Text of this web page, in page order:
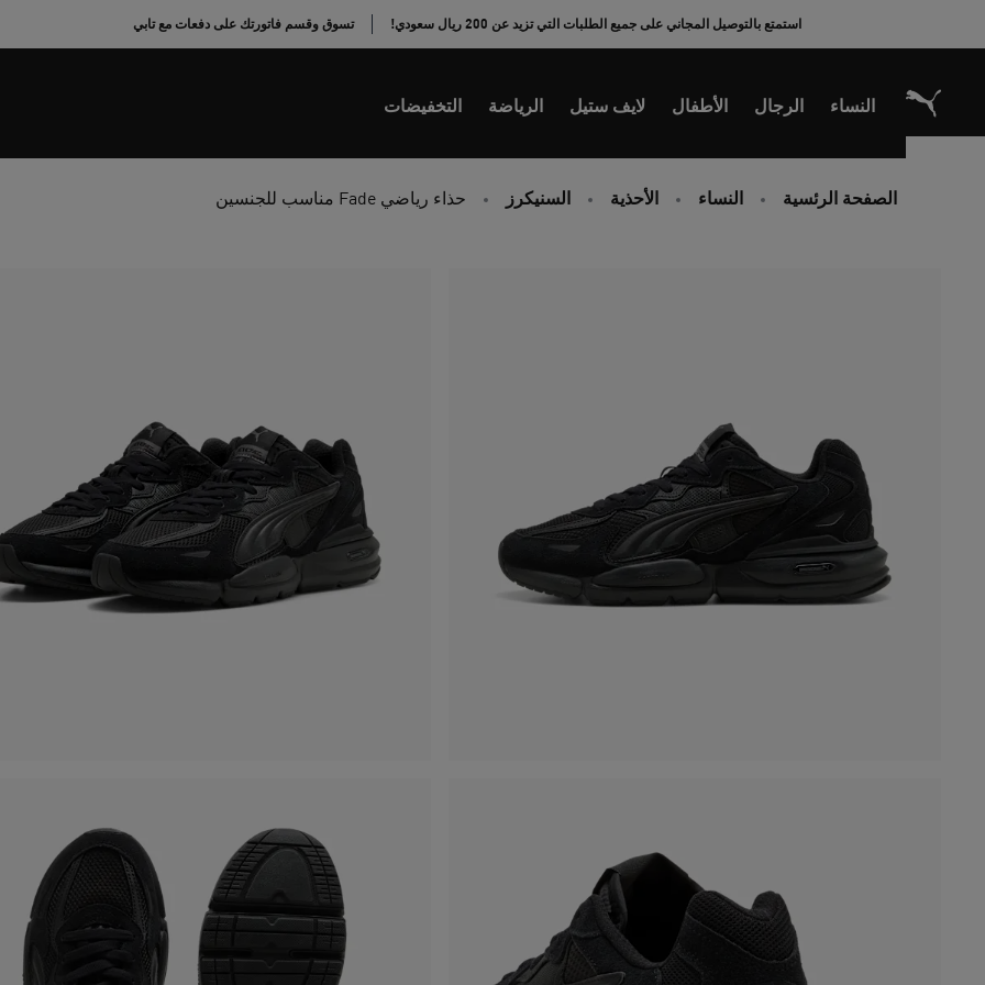
استمتع بالتوصيل المجاني على جميع الطلبات التي تزيد عن 200 ريال سعودي! تسوق وقسم فاتورتك على دفعات مع تابي
النساء الرجال الأطفال لايف ستيل الرياضة التخفيضات
الصفحة الرئسية النساء الأحذية السنيكرز حذاء رياضي Fade مناسب للجنسين